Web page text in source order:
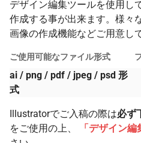
デザイン編集ツールを使用し
作成する事が出来ます。様々
画像の作成機能などご用意し
ご使用可能なファイル形式
ai / png / pdf / jpeg / psd 形
式
Illustratorでご入稿の際は必ず
をご使用の上、
「デザイン編